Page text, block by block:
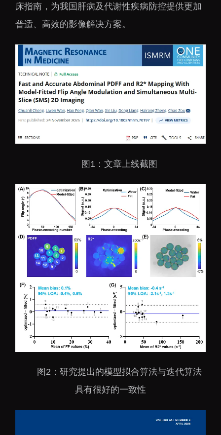
床指南，为我国肝病及代谢性疾病防控提供更加
普适、高效的影像解决方案。
图1：文章上线截图
图2：研究提出的模型拟合算法与迭代算法
具有很好的一致性